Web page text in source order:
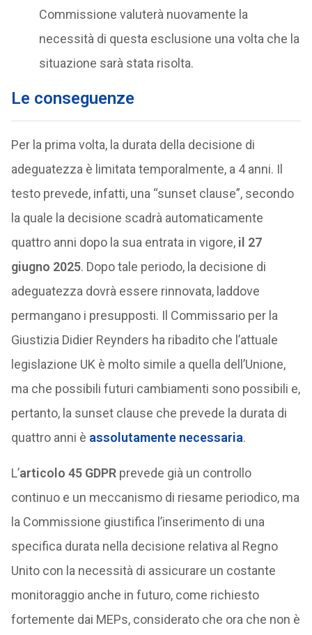
Commissione valuterà nuovamente la
necessità di questa esclusione una volta che la
situazione sarà stata risolta.
Le conseguenze
Per la prima volta, la durata della decisione di
adeguatezza è limitata temporalmente, a 4 anni. Il
testo prevede, infatti, una “sunset clause”, secondo
la quale la decisione scadrà automaticamente
quattro anni dopo la sua entrata in vigore, il 27
giugno 2025. Dopo tale periodo, la decisione di
adeguatezza dovrà essere rinnovata, laddove
permangano i presupposti. Il Commissario per la
Giustizia Didier Reynders ha ribadito che l’attuale
legislazione UK è molto simile a quella dell’Unione,
ma che possibili futuri cambiamenti sono possibili e,
pertanto, la sunset clause che prevede la durata di
quattro anni è assolutamente necessaria.
L’articolo 45 GDPRprevede già un controllo
continuo e un meccanismo di riesame periodico, ma
la Commissione giustifica l’inserimento di una
specifica durata nella decisione relativa al Regno
Unito con la necessità di assicurare un costante
monitoraggio anche in futuro, come richiesto
fortemente dai MEPs, considerato che ora che non è